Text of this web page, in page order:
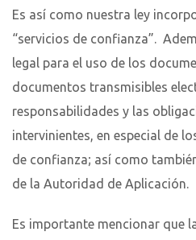
Es así como nuestra ley
“servicios de confianza”.
legal para el uso de los
documentos transmisibles
responsabilidades y las
intervinientes, en especial de
de confianza; así como
de la Autoridad de Aplicación.
Es importante mencionar que